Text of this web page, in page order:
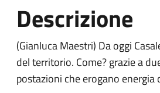
Descrizione
(Gianluca Maestri) Da oggi
del territorio. Come? grazie a
postazioni che erogano